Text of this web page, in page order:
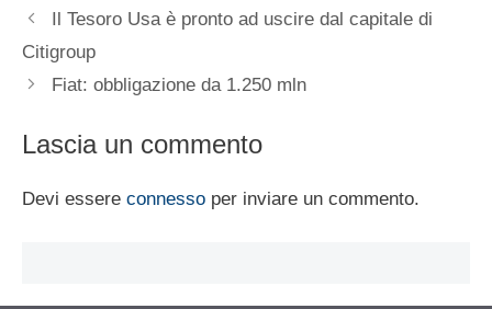
Il Tesoro Usa è pronto ad uscire dal capitale di
Citigroup
Fiat: obbligazione da 1.250 mln
Lascia un commento
Devi essere connesso per inviare un commento.